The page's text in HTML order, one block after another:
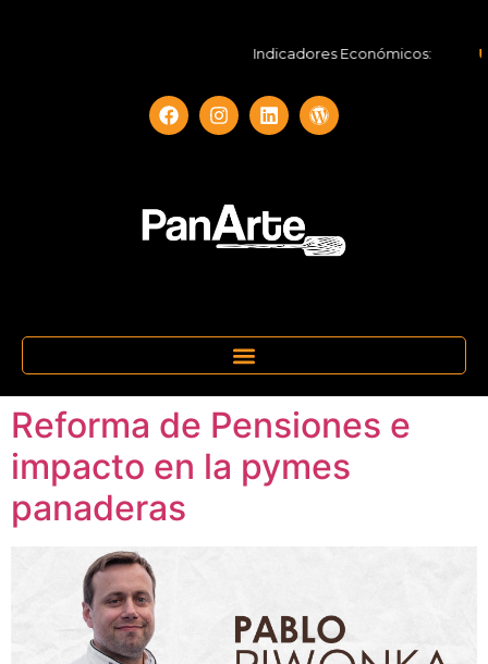
Indicadores Económicos:
Reforma de Pensiones e
impacto en la pymes
panaderas